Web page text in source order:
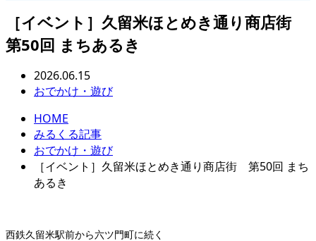
［イベント］久留米ほとめき通り商店街
第50回 まちあるき
2026.06.15
おでかけ・遊び
HOME
みるくる記事
おでかけ・遊び
［イベント］久留米ほとめき通り商店街 第50回 まち
あるき
西鉄久留米駅前から六ツ門町に続く